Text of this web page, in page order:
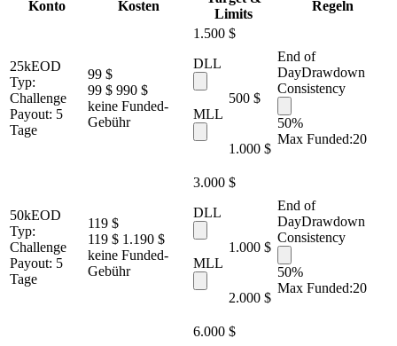
Konto Kosten
Limits
Regeln
25kEOD
Typ:
Challenge
Payout: 5
Tage
99 $
99 $ 990 $
keine Funded-
Gebühr
1.500 $
DLL
500 $
MLL
1.000 $
End of
DayDrawdown
Consistency
50%
Max Funded:20
50kEOD
Typ:
Challenge
Payout: 5
Tage
119 $
119 $ 1.190 $
keine Funded-
Gebühr
3.000 $
DLL
1.000 $
MLL
2.000 $
End of
DayDrawdown
Consistency
50%
Max Funded:20
6.000 $